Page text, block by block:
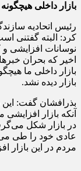
بازار داخلی
رئیس اتحادیه
کرد: البته گفتنی
نوسانات افزایشی
اخیر که بحران
بازار داخلی ما
بازار دیده نشد.
بذرافشان گفت:
آنکه بازار
در بازار شکل
عادی خود را طی
مردم در این بازار